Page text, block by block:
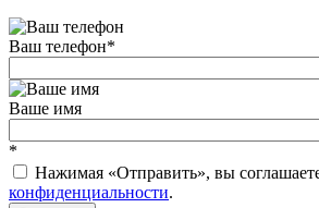
Ваш телефон*
Ваше имя
*
Нажимая «Отправить», вы
конфиденциальности.